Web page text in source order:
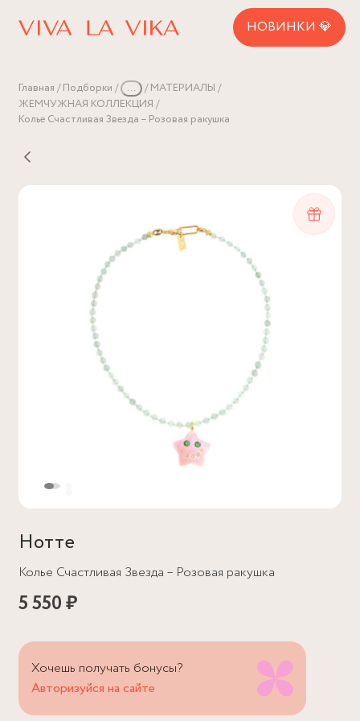
НОВИНКИ 💎
Главная Подборки ...
МАТЕРИАЛЫ
ЖЕМЧУЖНАЯ КОЛЛЕКЦИЯ
Колье Счастливая Звезда – Розовая ракушка
Нотте
Колье Счастливая Звезда – Розовая ракушка
5 550 ₽
Хочешь получать бонусы?
Авторизуйся на сайте